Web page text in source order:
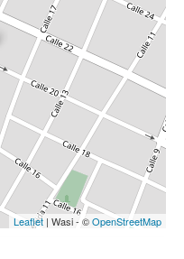
Leaflet | Wasi - ©OpenStreetMap